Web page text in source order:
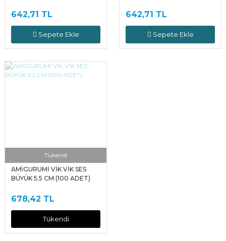
642,71 TL
Sepete Ekle
642,71 TL
Sepete Ekle
Tükendi
AMİGURUMİ VİK VİK SES
BÜYÜK 5.5 CM (100 ADET)
678,42 TL
Tükendi